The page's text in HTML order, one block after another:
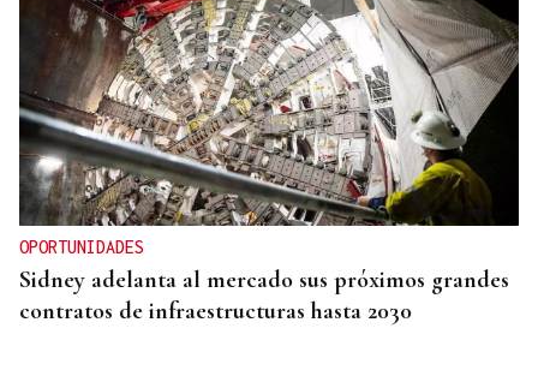
OPORTUNIDADES
Sidney adelanta al mercado sus próximos grandes
contratos de infraestructuras hasta 2030